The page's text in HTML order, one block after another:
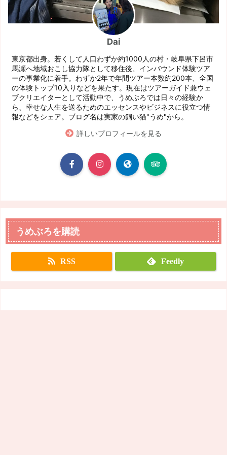
Dai
東京都出身。若くして人口わずか約1000人の村・岐阜県下呂市
馬瀬へ地域おこし協力隊として移住後、インバウンド体験ツア
ーの事業化に着手。わずか2年で年間ツアー本数約200本、全国
の体験トップ10入りなどを果たす。現在はツアーガイド兼ウェ
ブクリエイターとして活動中で、うめぶろでは日々の経験か
ら、幸せな人生を送るためのエッセンスやビジネスに役立つ情
報などをシェア。ブログ名は実家の飼い猫"うめ"から。
詳しいプロフィールを見る
うめぶろを購読
RSS Feedly